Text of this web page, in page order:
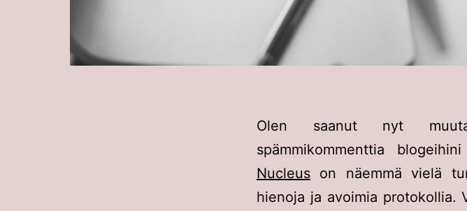
Olen saanut nyt
spämmikommenttia
Nucleus on näemmä vielä
hienoja ja avoimia protokollia.